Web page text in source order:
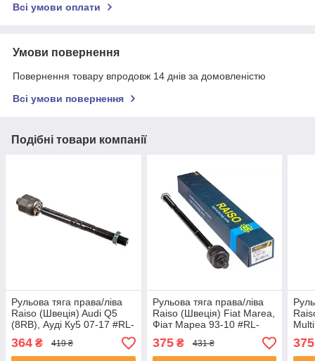
Всі умови оплати
Умови повернення
Повернення товару впродовж 14 днів за домовленістю
Всі умови повернення
Подібні товари компанії
Рульова тяга права/ліва
Raiso (Швеція) Audi Q5
(8RB), Ауді Ку5 07-17 #RL-
804810A UAHHCFZ4
364 ₴ 419 ₴
Рульова тяга права/ліва
Raiso (Швеція) Fiat Marea,
Фіат Мареа 93-10 #RL-
994713F UATPVHE4
375₴ 431 ₴
10
375